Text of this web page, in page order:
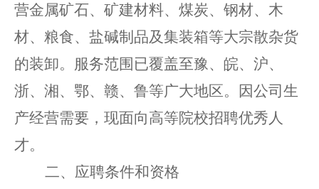
营金属矿石、矿建材料、煤炭、钢材、木
材、粮食、盐碱制品及集装箱等大宗散杂货
的装卸。服务范围已覆盖至豫、皖、沪、
浙、湘、鄂、赣、鲁等广大地区。因公司生
产经营需要，现面向高等院校招聘优秀人
才。
二、应聘条件和资格